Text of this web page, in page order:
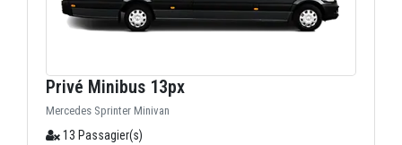
Privé Minibus 13px
Mercedes Sprinter Minivan
13 Passagier(s)